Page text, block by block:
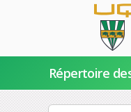
Répertoire